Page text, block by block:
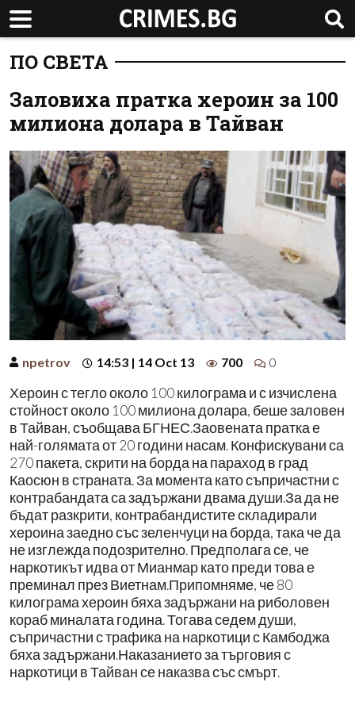
ПО СВЕТА
Заловиха пратка хероин за 100
милиона долара в Тайван
npetrov 14:53 | 14 Oct 13 700 0
Хероин с тегло около 100 килограма и с изчислена
стойност около 100 милиона долара, беше заловен
в Тайван, съобщава БГНЕС.Заовената пратка е
най-голямата от 20 години насам. Конфискувани са
270 пакета, скрити на борда на параход в град
Каосюн в страната. За момента като съпричастни с
контрабандата са задържани двама души.За да не
бъдат разкрити, контрабандистите складирали
хероина заедно със зеленчуци на борда, така че да
не изглежда подозрително. Предполага се, че
наркотикът идва от Мианмар като преди това е
преминал през Виетнам.Припомняме, че 80
килограма хероин бяха задържани на риболовен
кораб миналата година. Тогава седем души,
съпричастни с трафика на наркотици с Камбоджа
бяха задържани.Наказанието за търговия с
наркотици в Тайван се наказва със смърт.